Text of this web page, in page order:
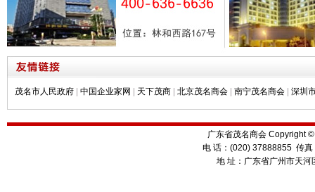
茂名市人民政府 中国企业家网 天下茂商 北京茂名商会 南宁茂名商会 深圳
广东省茂名商会 Copyright
电 话：(020) 37888855 传
地 址：广东省广州市天